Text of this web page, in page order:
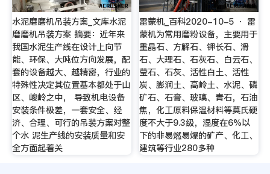
水泥磨磨机吊装方案_文库水泥
磨磨机吊装方案 摘要：近年来
我国水泥生产线在设计上向节
能、环保、大吨位方向发展，配
套的设备越大、越精密，行业的
特殊性决定其位置基本都处于山
区、峻岭之中， 导致机电设备
安装条件极差，一套安全、经
济、合理、可行的吊装方案对整
个水 泥生产线的安装质量和安
全方面起着关
雷蒙机_百科2020-10-5 · 雷
蒙机为常用磨粉设备，主要用于
重晶石、方解石、钾长石、滑
石、大理石、石灰石、白云石、
莹石、石灰、活性白土、活性
炭、膨润土、高岭土、水泥、磷
矿石、石膏、玻璃、青石，石油
焦，化工原料保温材料等莫氏硬
度不大于9.3级，湿度在6%以
下的非易燃易爆的矿产、化工、
建筑等行业280多种